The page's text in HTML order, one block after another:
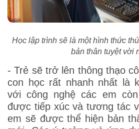
Học lập trình sẽ là một hình thức
bản thân tuyệt vời
- Trẻ sẽ trở lên thông thạo
con học rất nhanh nhất là
với công nghệ các em
được tiếp xúc và tương tác
em sẽ được thể hiện bản